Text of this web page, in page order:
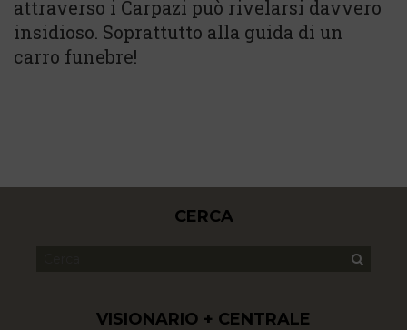
attraverso i Carpazi può rivelarsi davvero
insidioso. Soprattutto alla guida di un
carro funebre!
CERCA
VISIONARIO + CENTRALE